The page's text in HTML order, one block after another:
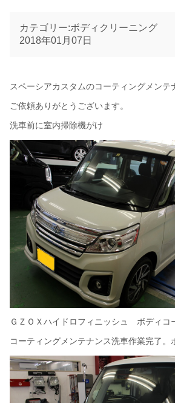
カテゴリー:ボディクリーニング
2018年01月07日
スペーシアカスタムのコーティングメンテ
ご依頼ありがとうございます。
洗車前に室内掃除機がけ
ＧＺＯＸハイドロフィニッシュ ボディコ
コーティングメンテナンス洗車作業完了。